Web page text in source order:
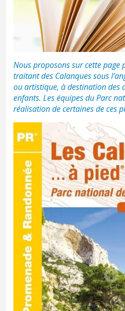
Nous proposons sur cette page
traitant des Calanques sous
ou artistique, à destination des
enfants. Les équipes du Parc
réalisation de certaines de ces